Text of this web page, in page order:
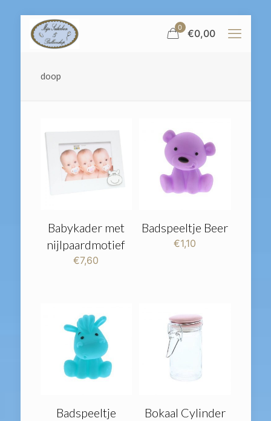
0 €0,00
doop
Babykader met
nijlpaardmotief
€7,60
Badspeeltje Beer
€1,10
Badspeeltje
Bokaal Cylinder